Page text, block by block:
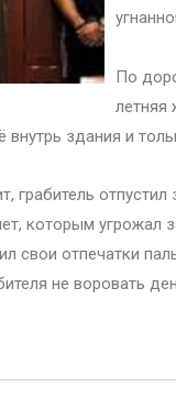
По
здания и
грабитель
которым
свои отпечатки
не воровать